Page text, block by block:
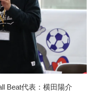
Beat代表：横田陽介